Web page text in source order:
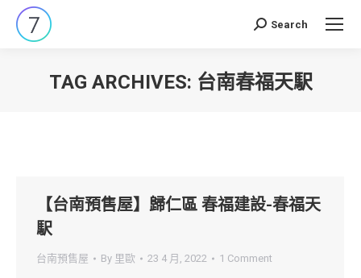
Search:
Search
TAG ARCHIVES: 台南春福天駅
【台南預售屋】歸仁區 春福建設-春福天
駅
台南預售屋 By 里歐 23 4 月, 2022 1 Comment